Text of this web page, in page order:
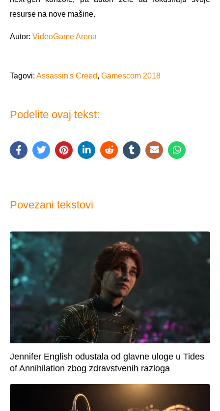
resurse na nove mašine.
Autor: VideoGame Arena
Tagovi: Assassin's Creed, Gamescom 2018
Podelite ovaj tekst:
Povezani tekstovi
Jennifer English odustala od glavne uloge u Tides
of Annihilation zbog zdravstvenih razloga